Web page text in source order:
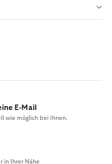
E-Mail
wie möglich bei Ihnen.
in Ihrer Nähe